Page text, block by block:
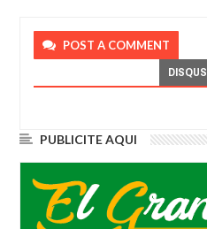
POST A COMMENT
DISQUS
PUBLICITE AQUI